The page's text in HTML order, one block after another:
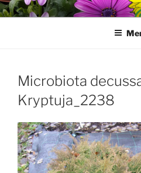
Hoppa
till
Microbiota
Kryptuja_2238